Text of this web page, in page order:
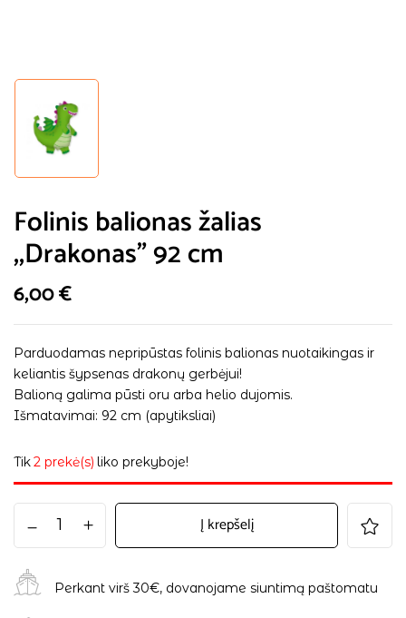
Folinis balionas žalias
,,Drakonas” 92 cm
6,00€
Parduodamas nepripūstas folinis balionas nuotaikingas ir
keliantis šypsenas drakonų gerbėjui!
Balioną galima pūsti oru arba helio dujomis.
Išmatavimai: 92 cm (apytiksliai)
Tik2 prekė(s) liko prekyboje!
Į krepšelį
Perkant virš 30€, dovanojame siuntimą paštomatu